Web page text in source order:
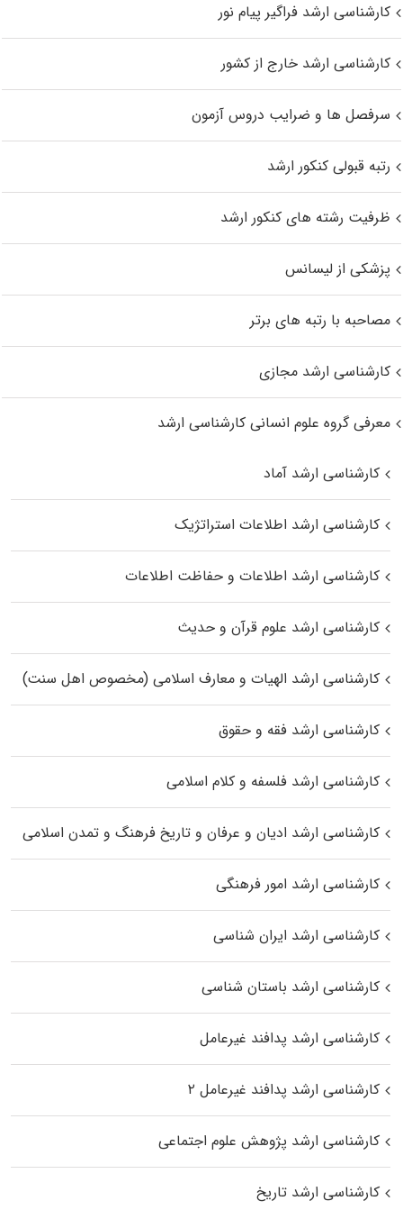
کارشناسی ارشد فراگیر پیام نور
کارشناسی ارشد خارج از کشور
سرفصل ها و ضرایب دروس آزمون
رتبه قبولی کنکور ارشد
ظرفیت رشته های کنکور ارشد
پزشکی از لیسانس
مصاحبه با رتبه های برتر
کارشناسی ارشد مجازی
معرفی گروه علوم انسانی کارشناسی ارشد
کارشناسی ارشد آماد
کارشناسی ارشد اطلاعات استراتژیک
کارشناسی ارشد اطلاعات و حفاظت اطلاعات
کارشناسی ارشد علوم قرآن و حدیث
کارشناسی ارشد الهیات و معارف اسلامی (مخصوص اهل سنت)
کارشناسی ارشد فقه و حقوق
کارشناسی ارشد فلسفه و کلام اسلامی
کارشناسی ارشد ادیان و عرفان و تاریخ فرهنگ و تمدن اسلامی
کارشناسی ارشد امور فرهنگی
کارشناسی ارشد ایران شناسی
کارشناسی ارشد باستان شناسی
کارشناسی ارشد پدافند غیرعامل
کارشناسی ارشد پدافند غیرعامل ۲
کارشناسی ارشد پژوهش علوم اجتماعی
کارشناسی ارشد تاریخ